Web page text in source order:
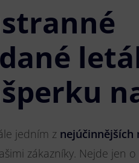
jedním z
zákazníky. Nejde jen